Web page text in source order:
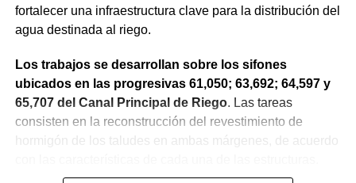
fortalecer una infraestructura clave para la distribución del
agua destinada al riego.
Los trabajos se desarrollan sobre los sifones
ubicados en las progresivas 61,050; 63,692; 64,597 y
65,707 del Canal Principal de Riego. Las tareas
consisten en la reconstrucción del revestimiento de
hormigón de los taludes en ambas márgenes, de acuerdo